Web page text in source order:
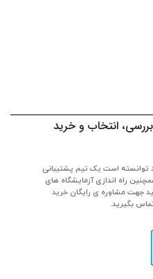
بررسی، انتخاب و خرید
توانسته است یک تیم پشتیبانی
راه اندازی آزمایشگاه های
جهت مشاوره ی رایگان خرید
بگیرید.